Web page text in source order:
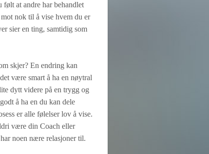
følt at andre har behandlet
nok til å vise hvem du er
sier en ting, samtidig som
skjer? En endring kan
være smart å ha en nøytral
dytt videre på en trygg og
å ha en du kan dele
er alle følelser lov å vise.
være din Coach eller
noen nære relasjoner til.